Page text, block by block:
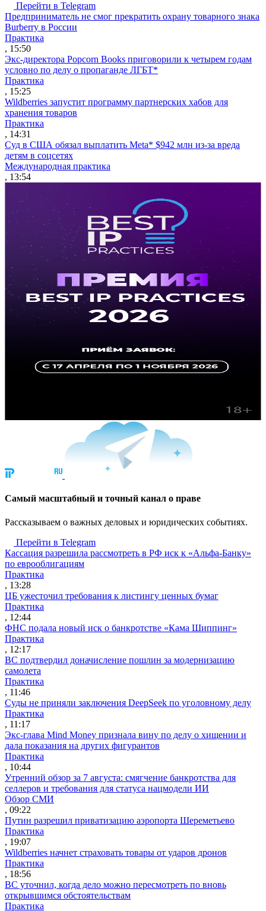
Перейти в Telegram
Предприниматель не смог прекратить охрану товарного знака
Burberry в России
Практика
, 15:50
Экс-директора Popcorn Books приговорили к четырем годам
условно по делу о пропаганде ЛГБТ*
Практика
, 15:25
Wildberries запустит программу партнерских хабов для
хранения товаров
Практика
, 14:31
Суд в США обязал выплатить Meta* $942 млн из-за вреда
детям в соцсетях
Международная практика
, 13:54
Cамый масштабный и точный канал о праве
Рассказываем о важных деловых и юридических событиях.
Перейти в Telegram
Кассация разрешила рассмотреть в РФ иск к «Альфа-Банку»
по еврооблигациям
Практика
, 13:28
ЦБ ужесточил требования к листингу ценных бумаг
Практика
, 12:44
ФНС подала новый иск о банкротстве «Кама Шиппинг»
Практика
, 12:17
ВС подтвердил доначисление пошлин за модернизацию
самолета
Практика
, 11:46
Суды не приняли заключения DeepSeek по уголовному делу
Практика
, 11:17
Экс-глава Mind Money признала вину по делу о хищении и
дала показания на других фигурантов
Практика
, 10:44
Утренний обзор за 7 августа: смягчение банкротства для
селлеров и требования для статуса нацмодели ИИ
Обзор СМИ
, 09:22
Путин разрешил приватизацию аэропорта Шереметьево
Практика
, 19:07
Wildberries начнет страховать товары от ударов дронов
Практика
, 18:56
ВС уточнил, когда дело можно пересмотреть по вновь
открывшимся обстоятельствам
Практика